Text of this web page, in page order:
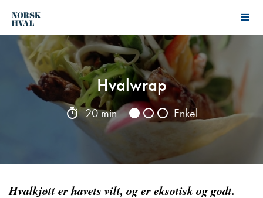
Hvalwrap
20 min Enkel
Hvalkjøtt er havets vilt, og er eksotisk og godt.